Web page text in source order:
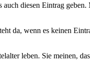
diesen Eintrag
da, wenn es keinen
leben. Sie meinen,